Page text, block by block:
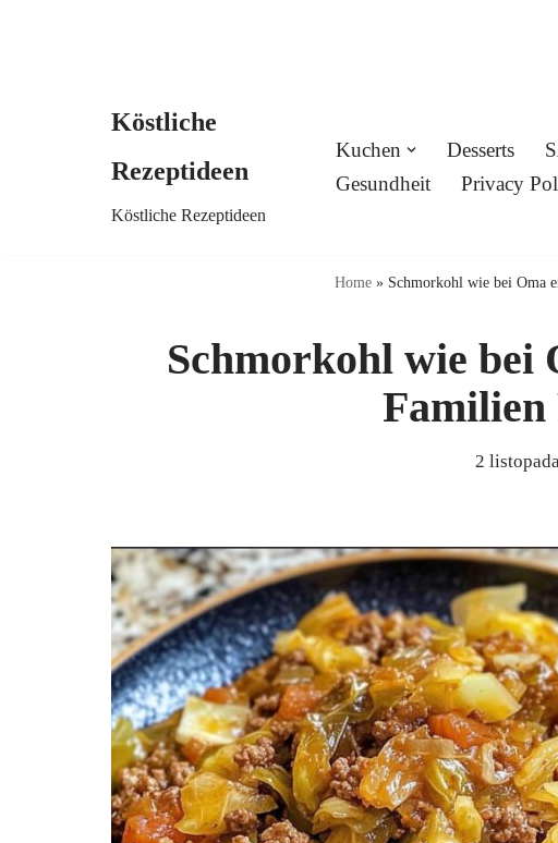
Köstliche
Rezeptideen
Köstliche Rezeptideen
Kuchen Desserts
Gesundheit
Privacy
Home» Schmorkohl wie bei Oma
Schmorkohl wie bei
Familien
2